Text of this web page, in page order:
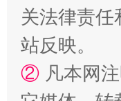
关法律责
站反映。
② 凡本网